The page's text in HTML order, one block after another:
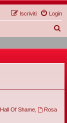
Login
Iscriviti
c
Hall Of Shame,
Rosa